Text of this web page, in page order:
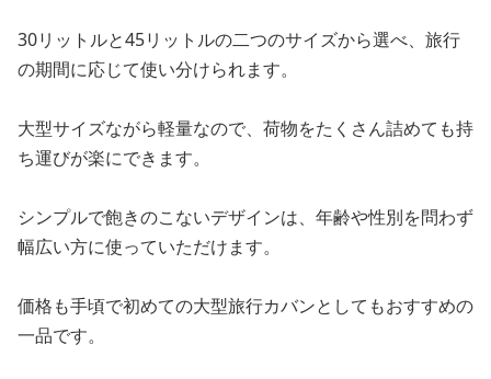
30リットルと45リットルの二つのサイズから選べ、旅行
の期間に応じて使い分けられます。
大型サイズながら軽量なので、荷物をたくさん詰めても持
ち運びが楽にできます。
シンプルで飽きのこないデザインは、年齢や性別を問わず
幅広い方に使っていただけます。
価格も手頃で初めての大型旅行カバンとしてもおすすめの
一品です。